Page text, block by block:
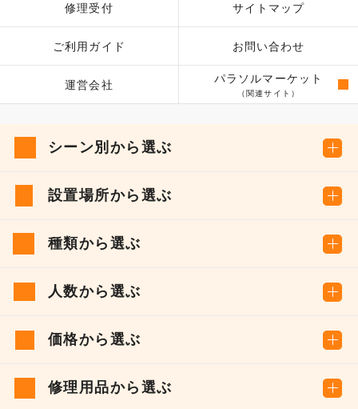
修理受付
ご利用ガイド
運営会社
サイトマップ
お問い合わせ
パラソルマーケット
（関連サイト）
シーン別から選ぶ
設置場所から選ぶ
種類から選ぶ
人数から選ぶ
価格から選ぶ
修理用品から選ぶ